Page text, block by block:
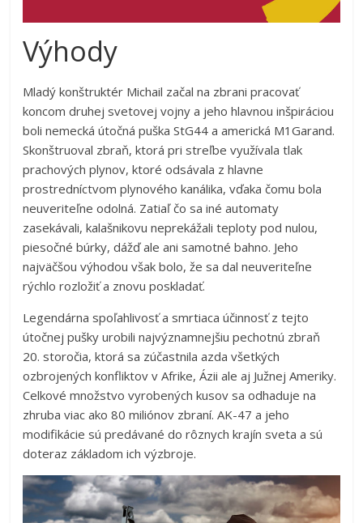
Výhody
Mladý konštruktér Michail začal na zbrani pracovať
koncom druhej svetovej vojny a jeho hlavnou inšpiráciou
boli nemecká útočná puška StG44 a americká M1Garand.
Skonštruoval zbraň, ktorá pri streľbe využívala tlak
prachových plynov, ktoré odsávala z hlavne
prostredníctvom plynového kanálika, vďaka čomu bola
neuveriteľne odolná. Zatiaľ čo sa iné automaty
zasekávali, kalašnikovu neprekážali teploty pod nulou,
piesočné búrky, dážď ale ani samotné bahno. Jeho
najväčšou výhodou však bolo, že sa dal neuveriteľne
rýchlo rozložiť a znovu poskladať.
Legendárna spoľahlivosť a smrtiaca účinnosť z tejto
útočnej pušky urobili najvýznamnejšiu pechotnú zbraň
20. storočia, ktorá sa zúčastnila azda všetkých
ozbrojených konfliktov v Afrike, Ázii ale aj Južnej Ameriky.
Celkové množstvo vyrobených kusov sa odhaduje na
zhruba viac ako 80 miliónov zbraní. AK-47 a jeho
modifikácie sú predávané do rôznych krajín sveta a sú
doteraz základom ich výzbroje.